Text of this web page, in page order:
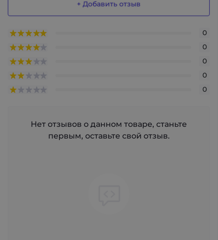
+ Добавить отзыв
0
0
0
0
0
Нет отзывов о данном товаре, станьте
первым, оставьте свой отзыв.